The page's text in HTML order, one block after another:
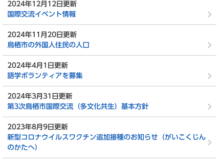
2024年12月12日更新
国際交流イベント情報
2024年11月20日更新
鳥栖市の外国人住民の人口
2024年4月1日更新
語学ボランティアを募集
2024年3月31日更新
第3次鳥栖市国際交流（多文化共生）基本方針
2023年8月9日更新
新型コロナウイルスワクチン追加接種のお知らせ（がいこくじん
のかたへ）